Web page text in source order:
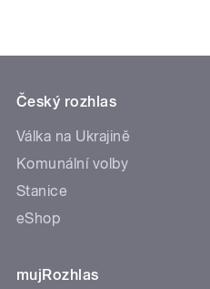
Český rozhlas
Válka na Ukrajině
Komunální volby
Stanice
eShop
mujRozhlas